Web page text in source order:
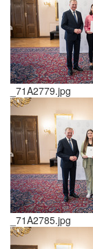
_71A2779.jpg
_71A2785.jpg